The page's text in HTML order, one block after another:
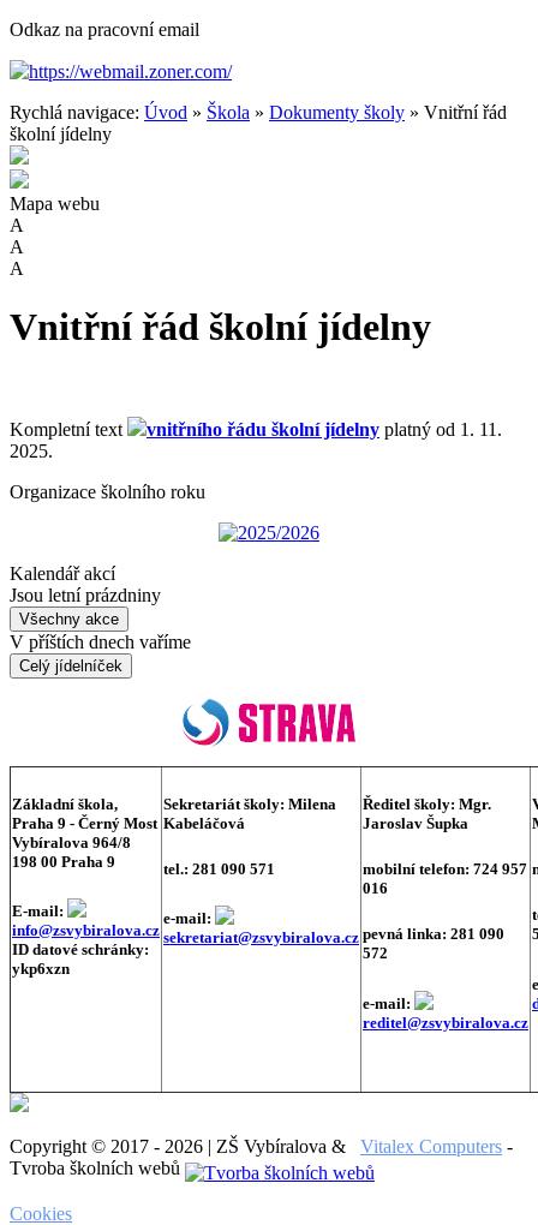
Odkaz na pracovní email
https://webmail.zoner.com/
Rychlá navigace: Úvod » Škola » Dokumenty školy » Vnitřní řád
školní jídelny
Mapa webu
A
A
A
Vnitřní řád školní jídelny
Kompletní text vnitřního řádu školní jídelny platný od 1. 11.
2025.
Organizace školního roku
2025/2026
Kalendář akcí
Jsou letní prázdniny
Všechny akce
V příštích dnech vaříme
Celý jídelníček
Základní škola,
Praha 9 - Černý Most
Vybíralova 964/8
198 00 Praha 9
E-mail:
info@zsvybiralova.cz
ID datové schránky:
ykp6xzn
Sekretariát školy: Milena
Kabeláčová
tel.: 281 090 571
e-mail:
sekretariat@zsvybiralova.cz
Ředitel školy: Mgr.
Jaroslav Šupka
mobilní telefon: 724 957
016
pevná linka: 281 090
572
e-mail:
reditel@zsvybiralova.cz
Copyright © 2017 - 2026 | ZŠ Vybíralova & Vitalex Computers -
Tvroba školních webů
Cookies